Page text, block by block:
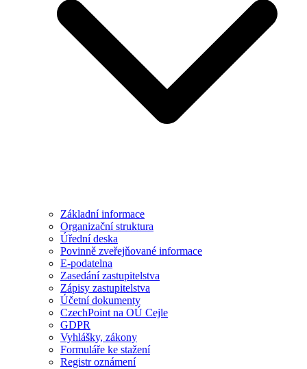
Základní informace
Organizační struktura
Úřední deska
Povinně zveřejňované informace
E-podatelna
Zasedání zastupitelstva
Zápisy zastupitelstva
Účetní dokumenty
CzechPoint na OÚ Cejle
GDPR
Vyhlášky, zákony
Formuláře ke stažení
Registr oznámení